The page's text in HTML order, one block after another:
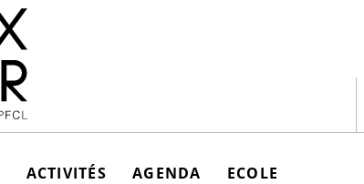
ACTIVITÉS AGENDA ECOLE